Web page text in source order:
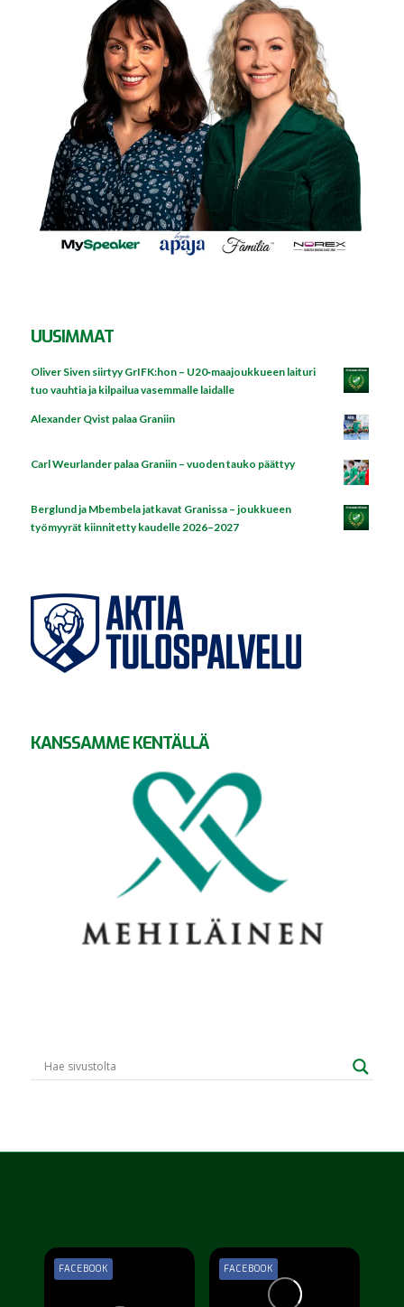
UUSIMMAT
Oliver Siven siirtyy GrIFK:hon – U20‑maajoukkueen laituri
tuo vauhtia ja kilpailua vasemmalle laidalle
Alexander Qvist palaa Graniin
Carl Weurlander palaa Graniin – vuoden tauko päättyy
Berglund ja Mbembela jatkavat Granissa – joukkueen
työmyyrät kiinnitetty kaudelle 2026–2027
KANSSAMME KENTÄLLÄ
FACEBOOK FACEBOOK